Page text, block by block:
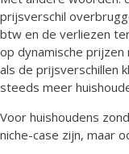
prijsverschil
btw en de verliezen
op dynamische
als de prijsverschillen
steeds meer
Voor huishoudens
niche-case zijn, maar